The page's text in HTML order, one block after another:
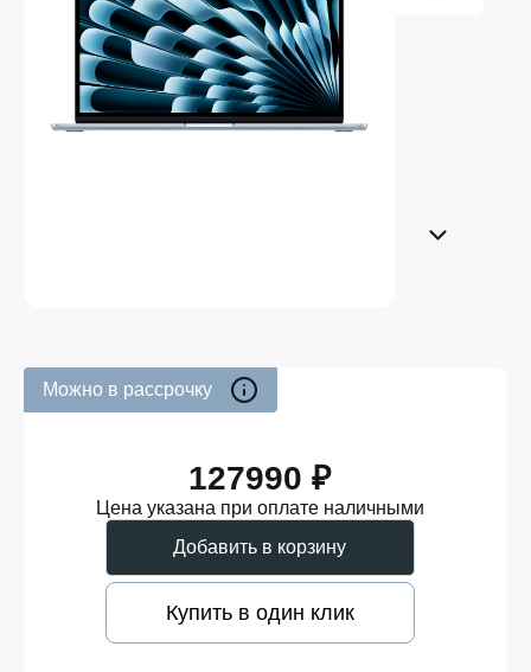
Можно в рассрочку
127990 ₽
Цена указана при оплате наличными
Добавить в корзину
Купить в один клик